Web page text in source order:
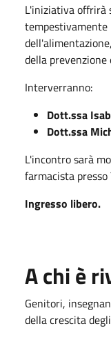
L'iniziativa offrirà
della
Interverranno:
Dott.ssa
Dott.ssa
L'incontro sarà
farmacista presso
Ingresso libero.
A chi è
Genitori,
della crescita